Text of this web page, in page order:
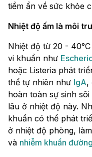
tiềm ẩn về sức khỏe
Nhiệt độ ấm là môi
Nhiệt độ từ 20 -
vi khuẩn như
hoặc Listeria phát
thể tự nhiên như IgA,
hoàn toàn sự sinh
lâu ở nhiệt độ này.
khuẩn có thể phát
ở nhiệt độ phòng,
và nhiễm khuẩn